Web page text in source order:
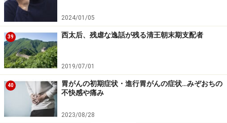
2024/01/05
39 西太后、残虐な逸話が残る清王朝末期支配者
2019/07/01
40
胃がんの初期症状・進行胃がんの症状…みぞおちの
不快感や痛み
2023/08/28